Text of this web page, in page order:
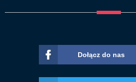
Dołącz do nas